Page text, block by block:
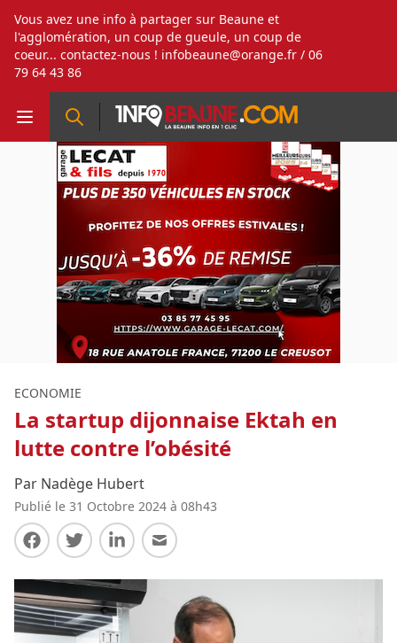
Vous avez une info à partager sur Beaune et
l'agglomération, un coup de gueule, un coup de
coeur... contactez-nous ! infobeaune@orange.fr / 06
79 64 43 86
ECONOMIE
La startup dijonnaise Ektah en
lutte contre l’obésité
Par Nadège Hubert
Publié le 31 Octobre 2024 à 08h43
Partager sur Facebook
Partager sur Twitter
Partager sur LinkedIn
Partager par E-mail